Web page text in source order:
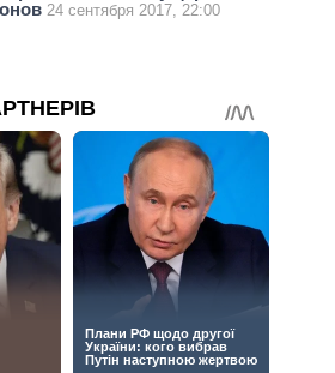
24 сентября 2017, 22:00